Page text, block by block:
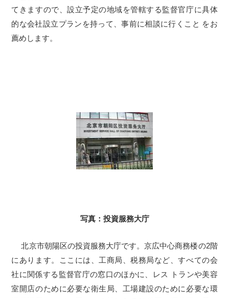
てきますので、設立予定の地域を管轄する監督官庁に具体
的な会社設立プランを持って、事前に相談に行くこと をお
薦めします。
写真：投資服務大庁
北京市朝陽区の投資服務大庁です。京広中心商務楼の2階
にあります。ここには、工商局、税務局など、すべての会
社に関係する監督官庁の窓口のほかに、レス トランや美容
室開店のために必要な衛生局、工場建設のために必要な環